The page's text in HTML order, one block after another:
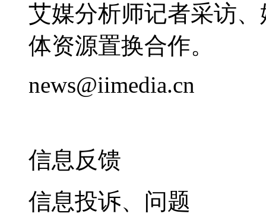
艾媒分析师记者采访
体资源置换合作。
news@iimedia.cn
信息反馈
信息投诉、问题